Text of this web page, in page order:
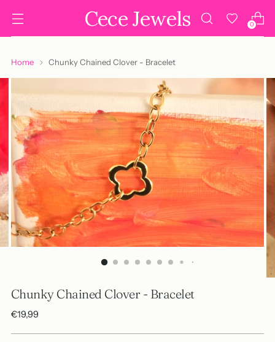
Cece Jewels 0
Home Chunky Chained Clover - Bracelet
Chunky Chained Clover - Bracelet
Regular
€19,99